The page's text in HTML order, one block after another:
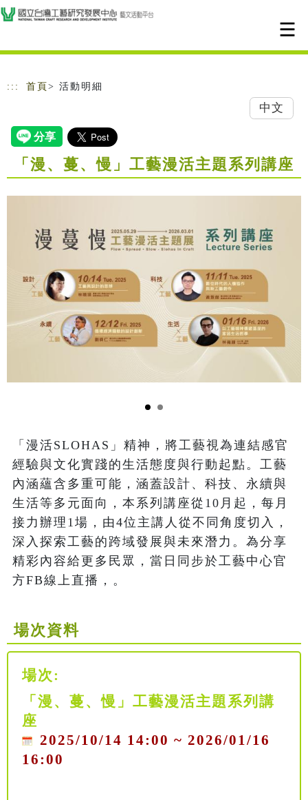
跳到主要內容
網站導覽
::: 首頁 > 活動明細
中文
「漫、蔓、慢」工藝漫活主題系列講座
「漫活SLOHAS」精神，將工藝視為連結感官
經驗與文化實踐的生活態度與行動起點。工藝
內涵蘊含多重可能，涵蓋設計、科技、永續與
生活等多元面向，本系列講座從10月起，每月
接力辦理1場，由4位主講人從不同角度切入，
深入探索工藝的跨域發展與未來潛力。為分享
精彩內容給更多民眾，當日同步於工藝中心官
方FB線上直播，。
場次資料
場次:
「漫、蔓、慢」工藝漫活主題系列講
座
2025/10/14 14:00 ~ 2026/01/16
16:00